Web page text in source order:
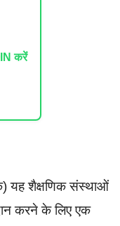
करें
यह शैक्षणिक संस्थाओं
करने के लिए एक